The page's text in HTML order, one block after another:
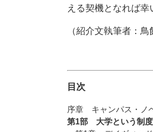
える契機となれば幸
（紹介文執筆者：
目次
序章 キャンパス・ノ
第1部 大学という制